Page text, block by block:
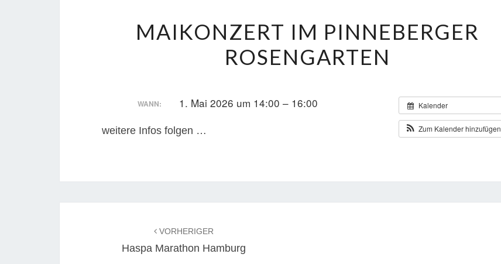
IM
PINNEBERGER
ROSENGARTEN
MAIKONZERT IM PINNEBERGER
ROSENGARTEN
Kalender
Zum Kalender hinzufügen
WANN: 1. Mai 2026 um 14:00 – 16:00
weitere Infos folgen …
VORHERIGER
Haspa Marathon Hamburg